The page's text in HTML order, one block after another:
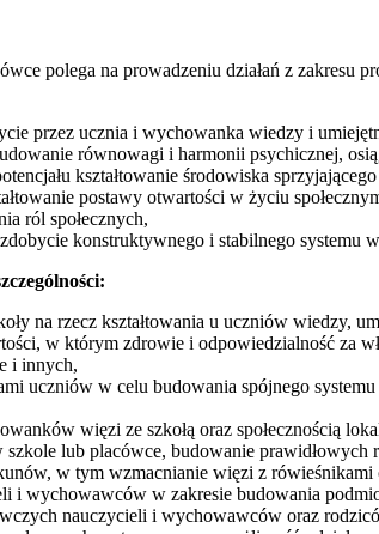
polega na prowadzeniu działań z
przez ucznia i wychowanka wiedzy i
równowagi i harmonii psychicznej,
kształtowanie środowiska
postawy otwartości w życiu
ról społecznych,
konstruktywnego i stabilnego systemu
na rzecz kształtowania u uczniów wiedzy,
w którym zdrowie i odpowiedzialność za
i innych,
uczniów w celu budowania spójnego
więzi ze szkołą oraz społecznością
szkole lub placówce, budowanie
w tym wzmacnianie więzi z
i wychowawców w zakresie budowania
nauczycieli i wychowawców oraz